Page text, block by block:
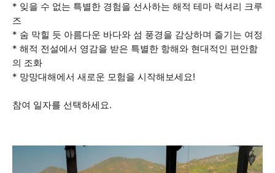
* 잊을 수 없는 특별한 경험을 선사하는 해적 테마 럭셔리 크루
즈
* 숨 막힐 듯 아름다운 바다와 섬 풍경을 감상하며 즐기는 여정
* 해적 전설에서 영감을 받은 특별한 항해와 현대적인 편안함
의 조화
* 망망대해에서 새로운 모험을 시작해보세요!
참여 일자를 선택하세요.